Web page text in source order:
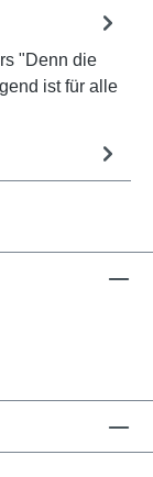
"Denn die
ist für alle